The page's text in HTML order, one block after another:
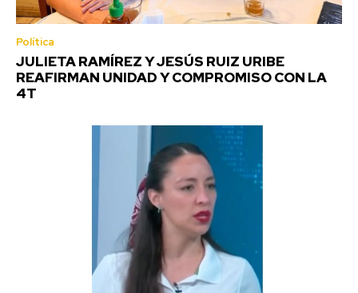
Política
JULIETA RAMÍREZ Y JESÚS RUIZ URIBE
REAFIRMAN UNIDAD Y COMPROMISO CON LA
4T